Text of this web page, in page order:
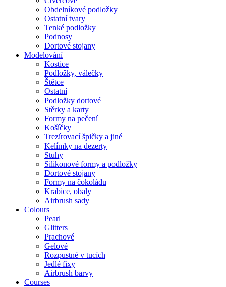
Obdelníkové podložky
Ostatní tvary
Tenké podložky
Podnosy
Dortové stojany
Modelování
Kostice
Podložky, válečky
Štětce
Ostatní
Podložky dortové
Stěrky a karty
Formy na pečení
Košíčky
Trezírovací špičky a jiné
Kelímky na dezerty
Stuhy
Silikonové formy a podložky
Dortové stojany
Formy na čokoládu
Krabice, obaly
Airbrush sady
Colours
Pearl
Glitters
Prachové
Gelové
Rozpustné v tucích
Jedlé fixy
Airbrush barvy
Courses